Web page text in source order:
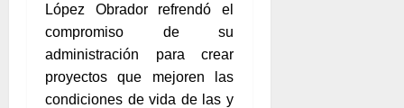
López Obrador refrendó el
compromiso de su
administración para crear
proyectos que mejoren las
condiciones de vida de las y